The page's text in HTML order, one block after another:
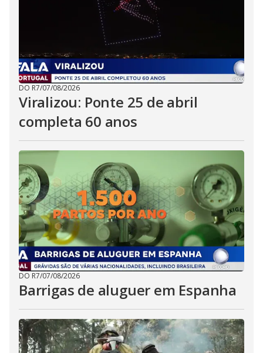
DO R7/07/08/2026
Viralizou: Ponte 25 de abril
completa 60 anos
DO R7/07/08/2026
Barrigas de aluguer em Espanha